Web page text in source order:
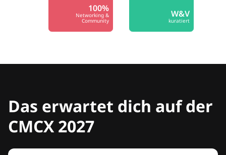
100%
Networking &
Community
W&V
kuratiert
Das erwartet dich auf der
CMCX 2027